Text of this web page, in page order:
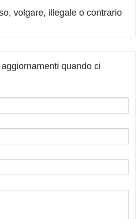
volgare, illegale o contrario
quando ci